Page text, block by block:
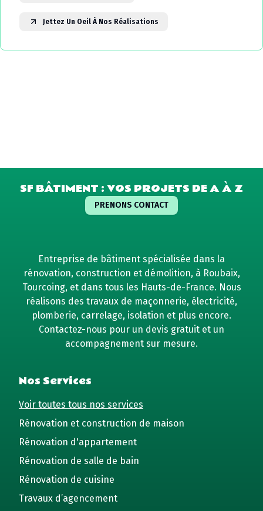
Jettez Un Oeil À Nos Réalisations
SF BÂTIMENT : VOS PROJETS DE A À Z
PRENONS CONTACT
Entreprise de bâtiment spécialisée dans la
rénovation, construction et démolition, à Roubaix,
Tourcoing, et dans tous les Hauts-de-France. Nous
réalisons des travaux de maçonnerie, électricité,
plomberie, carrelage, isolation et plus encore.
Contactez-nous pour un devis gratuit et un
accompagnement sur mesure.
Nos Services
Voir toutes tous nos services
Rénovation et construction de maison
Rénovation d'appartement
Rénovation de salle de bain
Rénovation de cuisine
Travaux d’agencement